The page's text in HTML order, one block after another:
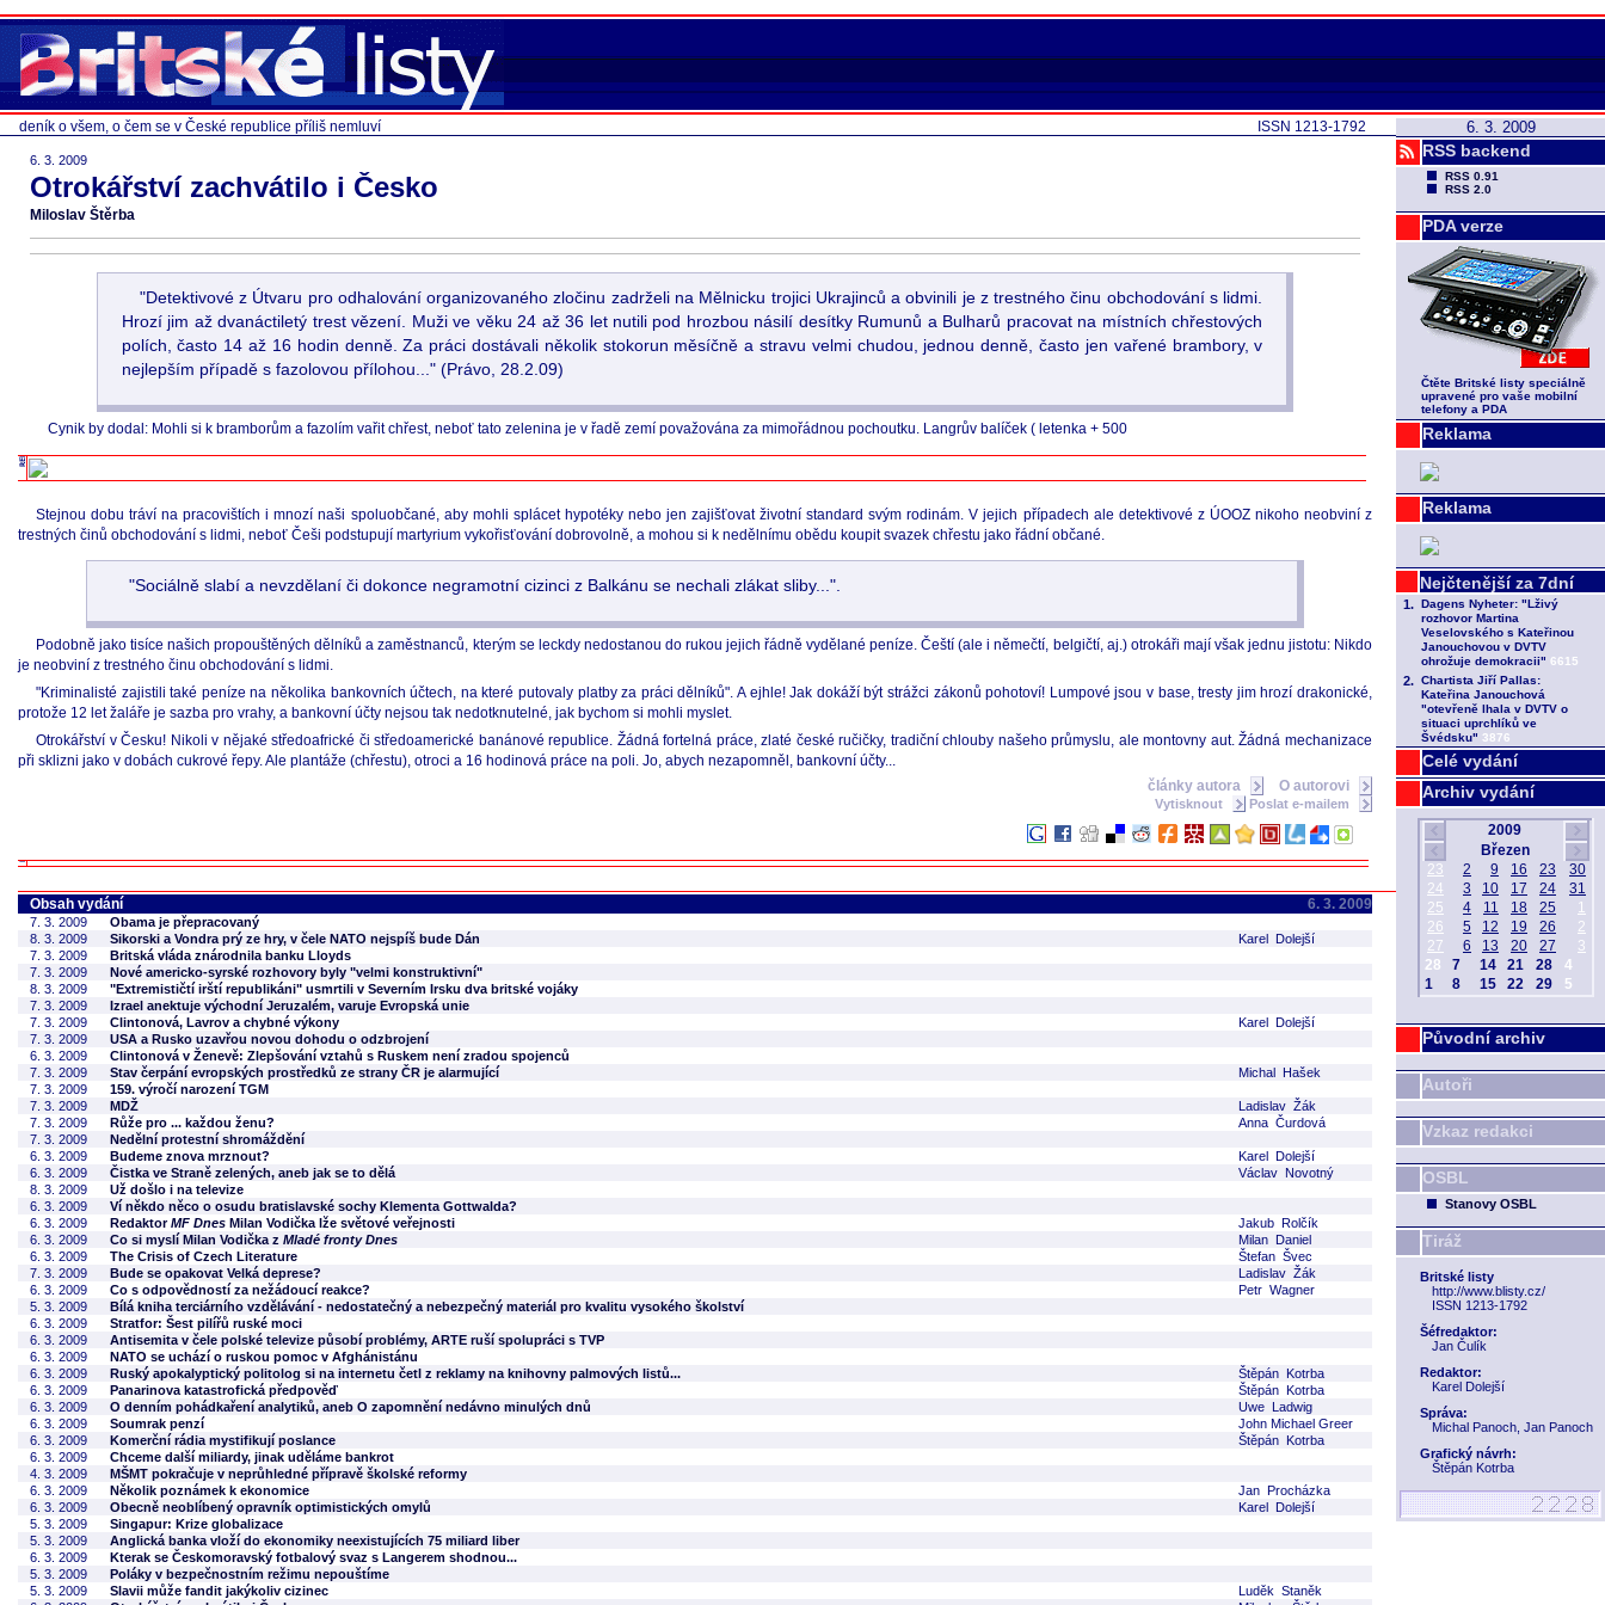
6. 3. 2009
RSS backend
RSS 0.91
RSS 2.0
PDA verze
Čtěte Britské listy speciálně
upravené pro vaše mobilní
telefony a PDA
Reklama
Reklama
Celé vydání
Archiv vydání
Původní archiv
Autoři
Vzkaz redakci
OSBL
Stanovy OSBL
Tiráž
Britské listy
http://www.blisty.cz/
ISSN 1213-1792
Šéfredaktor:
Jan Čulík
Redaktor:
Karel Dolejší
Správa:
Michal Panoch, Jan Panoch
Grafický návrh:
Štěpán Kotrba
ISSN 1213-1792
deník o všem, o čem se v České republice příliš nemluví
6. 3. 2009
Otrokářství zachvátilo i Česko
Miloslav Štěrba
"Detektivové z Útvaru pro odhalování organizovaného zločinu zadrželi na Mělnicku trojici Ukrajinců a obvinili je z trestného činu obchodování s lidmi.
Hrozí jim až dvanáctiletý trest vězení. Muži ve věku 24 až 36 let nutili pod hrozbou násilí desítky Rumunů a Bulharů pracovat na místních chřestových
polích, často 14 až 16 hodin denně. Za práci dostávali několik stokorun měsíčně a stravu velmi chudou, jednou denně, často jen vařené brambory, v
nejlepším případě s fazolovou přílohou..." (Právo, 28.2.09)
Cynik by dodal: Mohli si k bramborům a fazolím vařit chřest, neboť tato zelenina je v řadě zemí považována za mimořádnou pochoutku. Langrův balíček ( letenka + 500
Stejnou dobu tráví na pracovištích i mnozí naši spoluobčané, aby mohli splácet hypotéky nebo jen zajišťovat životní standard svým rodinám. V jejich případech ale detektivové z ÚOOZ nikoho neobviní z
trestných činů obchodování s lidmi, neboť Češi podstupují martyrium vykořisťování dobrovolně, a mohou si k nedělnímu obědu koupit svazek chřestu jako řádní občané.
"Sociálně slabí a nevzdělaní či dokonce negramotní cizinci z Balkánu se nechali zlákat sliby...".
Podobně jako tisíce našich propouštěných dělníků a zaměstnanců, kterým se leckdy nedostanou do rukou jejich řádně vydělané peníze. Čeští (ale i němečtí, belgičtí, aj.) otrokáři mají však jednu jistotu: Nikdo
je neobviní z trestného činu obchodování s lidmi.
"Kriminalisté zajistili také peníze na několika bankovních účtech, na které putovaly platby za práci dělníků". A ejhle! Jak dokáží být strážci zákonů pohotoví! Lumpové jsou v base, tresty jim hrozí drakonické,
protože 12 let žaláře je sazba pro vrahy, a bankovní účty nejsou tak nedotknutelné, jak bychom si mohli myslet.
Otrokářství v Česku! Nikoli v nějaké středoafrické či středoamerické banánové republice. Žádná fortelná práce, zlaté české ručičky, tradiční chlouby našeho průmyslu, ale montovny aut. Žádná mechanizace
při sklizni jako v dobách cukrové řepy. Ale plantáže (chřestu), otroci a 16 hodinová práce na poli. Jo, abych nezapomněl, bankovní účty...
články autora
O autorovi
Vytisknout Poslat e-mailem
Obsah vydání 6. 3. 2009
7. 3. 2009
Obama je přepracovaný
8. 3. 2009
Sikorski a Vondra prý ze hry, v čele NATO nejspíš bude Dán
Karel Dolejší
7. 3. 2009
Britská vláda znárodnila banku Lloyds
7. 3. 2009
Nové americko-syrské rozhovory byly "velmi konstruktivní"
8. 3. 2009
"Extremističtí irští republikáni" usmrtili v Severním Irsku dva britské vojáky
7. 3. 2009
Izrael anektuje východní Jeruzalém, varuje Evropská unie
7. 3. 2009
Clintonová, Lavrov a chybné výkony
Karel Dolejší
7. 3. 2009
USA a Rusko uzavřou novou dohodu o odzbrojení
6. 3. 2009
Clintonová v Ženevě: Zlepšování vztahů s Ruskem není zradou spojenců
7. 3. 2009
Stav čerpání evropských prostředků ze strany ČR je alarmující
Michal Hašek
7. 3. 2009
159. výročí narození TGM
7. 3. 2009
MDŽ
Ladislav Žák
7. 3. 2009
Růže pro ... každou ženu?
Anna Čurdová
7. 3. 2009
Nedělní protestní shromáždění
6. 3. 2009
Budeme znova mrznout?
Karel Dolejší
6. 3. 2009
Čistka ve Straně zelených, aneb jak se to dělá
Václav Novotný
8. 3. 2009
Už došlo i na televize
6. 3. 2009
Ví někdo něco o osudu bratislavské sochy Klementa Gottwalda?
6. 3. 2009
RedaktorMF Dnes Milan Vodička lže světové veřejnosti
Jakub Rolčík
6. 3. 2009
Co si myslí Milan Vodička z Mladé fronty Dnes
Milan Daniel
6. 3. 2009
The Crisis of Czech Literature
Štefan Švec
7. 3. 2009
Bude se opakovat Velká deprese?
Ladislav Žák
6. 3. 2009
Co s odpovědností za nežádoucí reakce?
Petr Wagner
5. 3. 2009
Bílá kniha terciárního vzdělávání - nedostatečný a nebezpečný materiál pro kvalitu vysokého školství
6. 3. 2009
Stratfor: Šest pilířů ruské moci
6. 3. 2009
Antisemita v čele polské televize působí problémy, ARTE ruší spolupráci s TVP
6. 3. 2009
NATO se uchází o ruskou pomoc v Afghánistánu
6. 3. 2009
Ruský apokalyptický politolog si na internetu četl z reklamy na knihovny palmových listů...
Štěpán Kotrba
6. 3. 2009
Panarinova katastrofická předpověď
Štěpán Kotrba
6. 3. 2009
O denním pohádkaření analytiků, aneb O zapomnění nedávno minulých dnů
Uwe Ladwig
6. 3. 2009
Soumrak penzí
John Michael Greer
6. 3. 2009
Komerční rádia mystifikují poslance
Štěpán Kotrba
6. 3. 2009
Chceme další miliardy, jinak uděláme bankrot
4. 3. 2009
MŠMT pokračuje v neprůhledné přípravě školské reformy
6. 3. 2009
Několik poznámek k ekonomice
Jan Procházka
6. 3. 2009
Obecně neoblíbený opravník optimistických omylů
Karel Dolejší
5. 3. 2009
Singapur: Krize globalizace
5. 3. 2009
Anglická banka vloží do ekonomiky neexistujících 75 miliard liber
6. 3. 2009
Kterak se Českomoravský fotbalový svaz s Langerem shodnou...
5. 3. 2009
Poláky v bezpečnostním režimu nepouštíme
5. 3. 2009
Slavii může fandit jakýkoliv cizinec
Luděk Staněk